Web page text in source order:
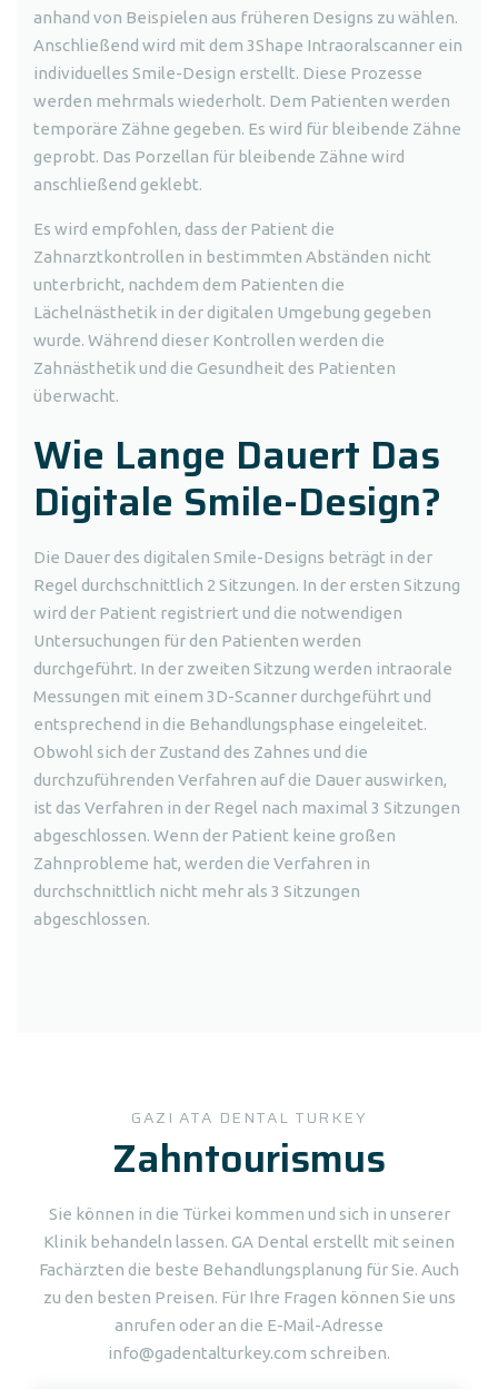
anhand von Beispielen aus früheren Designs zu wählen.
Anschließend wird mit dem 3Shape Intraoralscanner ein
individuelles Smile-Design erstellt. Diese Prozesse
werden mehrmals wiederholt. Dem Patienten werden
temporäre Zähne gegeben. Es wird für bleibende Zähne
geprobt. Das Porzellan für bleibende Zähne wird
anschließend geklebt.
Es wird empfohlen, dass der Patient die
Zahnarztkontrollen in bestimmten Abständen nicht
unterbricht, nachdem dem Patienten die
Lächelnästhetik in der digitalen Umgebung gegeben
wurde. Während dieser Kontrollen werden die
Zahnästhetik und die Gesundheit des Patienten
überwacht.
Wie Lange Dauert Das
Digitale Smile-Design?
Die Dauer des digitalen Smile-Designs beträgt in der
Regel durchschnittlich 2 Sitzungen. In der ersten Sitzung
wird der Patient registriert und die notwendigen
Untersuchungen für den Patienten werden
durchgeführt. In der zweiten Sitzung werden intraorale
Messungen mit einem 3D-Scanner durchgeführt und
entsprechend in die Behandlungsphase eingeleitet.
Obwohl sich der Zustand des Zahnes und die
durchzuführenden Verfahren auf die Dauer auswirken,
ist das Verfahren in der Regel nach maximal 3 Sitzungen
abgeschlossen. Wenn der Patient keine großen
Zahnprobleme hat, werden die Verfahren in
durchschnittlich nicht mehr als 3 Sitzungen
abgeschlossen.
GAZI ATA DENTAL TURKEY
Zahntourismus
Sie können in die Türkei kommen und sich in unserer
Klinik behandeln lassen. GA Dental erstellt mit seinen
Fachärzten die beste Behandlungsplanung für Sie. Auch
zu den besten Preisen. Für Ihre Fragen können Sie uns
anrufen oder an die E-Mail-Adresse
info@gadentalturkey.com schreiben.